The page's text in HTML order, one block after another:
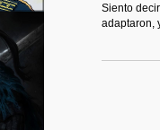
Siento
adaptaron,